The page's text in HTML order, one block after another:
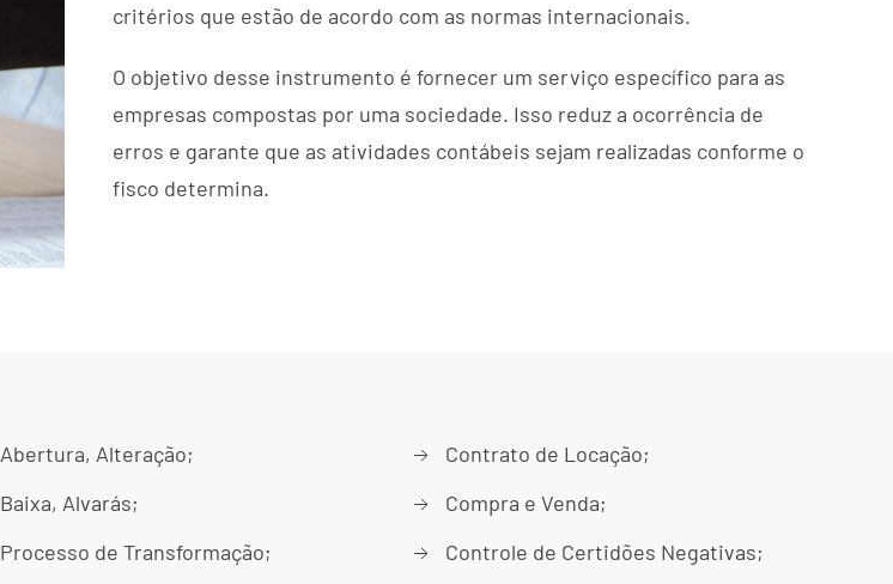
critérios que estão de acordo com as normas internacionais.
O objetivo desse instrumento é fornecer um serviço específico para as
empresas compostas por uma sociedade. Isso reduz a ocorrência de
erros e garante que as atividades contábeis sejam realizadas conforme o
fisco determina.
Abertura, Alteração;
Baixa, Alvarás;
Processo de Transformação;
Contrato de Locação;
Compra e Venda;
Controle de Certidões Negativas;